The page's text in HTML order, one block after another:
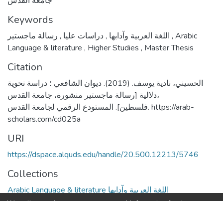
Keywords
اللغة العربية وآدابها ,دراسات عليا , , Arabic
Language & literature , Higher Studies , Master Thesis
Citation
الحسيني، نادية يوسف. (2019). ديوان الشافعي ؛ دراسة نحوية
دلالية [رسالة ماجستير منشورة، جامعة القدس،
فلسطين]. المستودع الرقمي لجامعة القدس. https://arab-
scholars.com/cd025a
URI
https://dspace.alquds.edu/handle/20.500.12213/5746
Collections
Arabic Language & literature اللغة العربية وآدابها